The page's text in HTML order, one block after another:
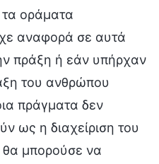
οράματα
αναφορά σε αυτά
πράξη ή εάν υπήρχαν
του ανθρώπου
πράγματα δεν
ως η διαχείριση του
θα μπορούσε να